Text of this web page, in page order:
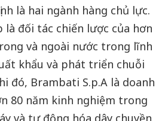
là hai ngành hàng chủ lực.
là đối tác chiến lược của hơn
và ngoài nước trong lĩnh
khẩu và phát triển chuỗi
đó, Brambati S.p.A là doanh
80 năm kinh nghiệm trong
và tự động hóa dây chuyền